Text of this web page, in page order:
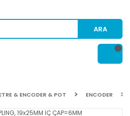
ARA
& ENCODER & POT ENCODER